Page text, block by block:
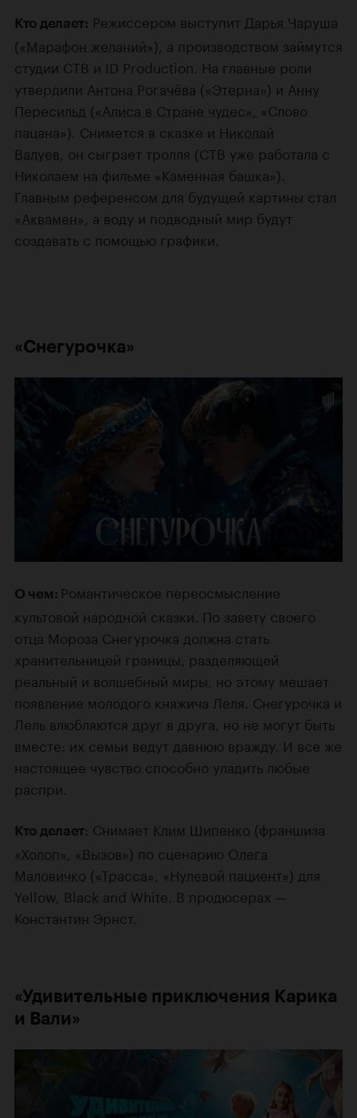
Кто делает: Режиссером выступит Дарья Чаруша
(«Марафон желаний»), а производством займутся
студии СТВ и ID Production. На главные роли
утвердили Антона Рогачёва («Этерна») и Анну
Пересильд («Алиса в Стране чудес» , «Слово
пацана»). Снимется в сказке и Николай
Валуев , он сыграет тролля (СТВ уже работала с
Николаем на фильме «Каменная башка»).
Главным референсом для будущей картины стал
«Аквамен» , а воду и подводный мир будут
создавать с помощью графики.
«Снегурочка»
О чем: Романтическое переосмысление
культовой народной сказки. По завету своего
отца Мороза Снегурочка должна стать
хранительницей границы, разделяющей
реальный и волшебный миры, но этому мешает
появление молодого княжича Леля. Снегурочка и
Лель влюбляются друг в друга, но не могут быть
вместе: их семьи ведут давнюю вражду. И все же
настоящее чувство способно уладить любые
распри.
Кто делает: Снимает Клим Шипенко (франшиза
«Холоп», «Вызов») по сценарию Олега
Маловичко («Трасса», «Нулевой пациент») для
Yellow, Black and White. В продюсерах —
Константин Эрнст.
«Удивительные приключения Карика
и Вали»